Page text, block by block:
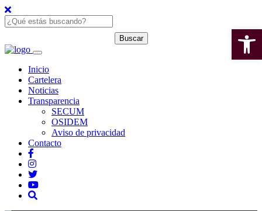
Inicio
Cartelera
Noticias
Transparencia
SECUM
OSIDEM
Aviso de privacidad
Contacto